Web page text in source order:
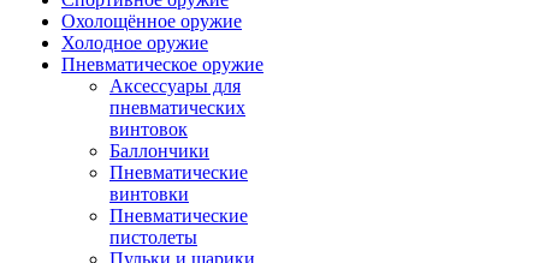
Охолощённое оружие
Холодное оружие
Пневматическое оружие
Аксессуары для
пневматических
винтовок
Баллончики
Пневматические
винтовки
Пневматические
пистолеты
Пульки и шарики